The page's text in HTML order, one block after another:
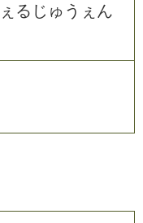
るじゅうぇん